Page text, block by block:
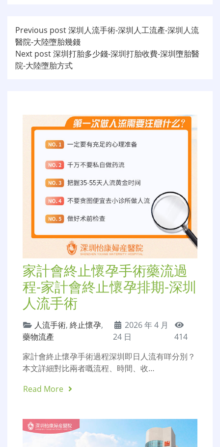
文
章
导
Previous post深圳人流手術-深圳人工流產-深圳人流
醫院-大陸墮胎幾錢
Next post深圳打胎多少錢-深圳打胎收費-深圳墮胎醫
院-大陸墮胎方式
家計會終止懷孕手術藥流過
程-家計會終止懷孕排期-深圳
人流手術
人流手術, 終止懷孕,
藥物流產
2026 年 4 月
24 日
414
家計會終止懷孕手術過程深圳即日人流有咩分別？
本文詳細對比兩者嘅流程、時間、收…
Read More